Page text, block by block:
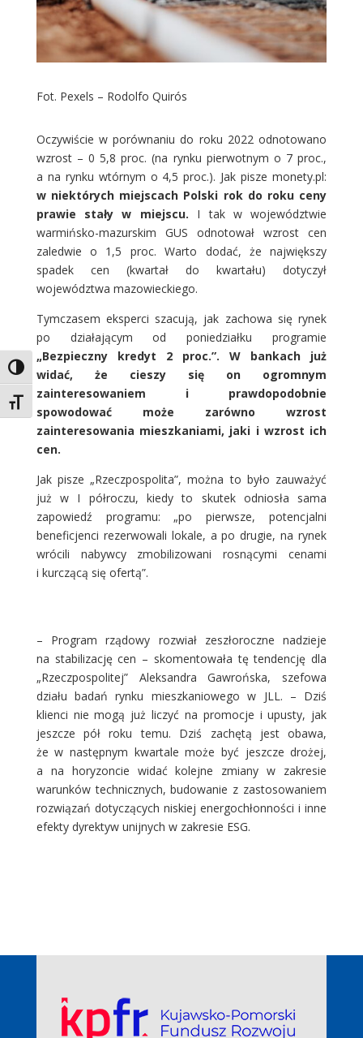
Toggle High Contrast
Toggle Font size
Fot. Pexels – Rodolfo Quirós
Oczywiście w porównaniu do roku 2022 odnotowano
wzrost – 0 5,8 proc. (na rynku pierwotnym o 7 proc.,
a na rynku wtórnym o 4,5 proc.). Jak pisze monety.pl:
w niektórych miejscach Polski rok do roku ceny
prawie stały w miejscu. I tak w województwie
warmińsko-mazurskim GUS odnotował wzrost cen
zaledwie o 1,5 proc. Warto dodać, że największy
spadek cen (kwartał do kwartału) dotyczył
województwa mazowieckiego.
Tymczasem eksperci szacują, jak zachowa się rynek
po działającym od poniedziałku programie
„Bezpieczny kredyt 2 proc.”. W bankach już
widać, że cieszy się on ogromnym
zainteresowaniem i prawdopodobnie
spowodować może zarówno wzrost
zainteresowania mieszkaniami, jaki i wzrost ich
cen.
Jak pisze „Rzeczpospolita”, można to było zauważyć
już w I półroczu, kiedy to skutek odniosła sama
zapowiedź programu: „po pierwsze, potencjalni
beneficjenci rezerwowali lokale, a po drugie, na rynek
wrócili nabywcy zmobilizowani rosnącymi cenami
i kurczącą się ofertą”.
– Program rządowy rozwiał zeszłoroczne nadzieje
na stabilizację cen – skomentowała tę tendencję dla
„Rzeczpospolitej” Aleksandra Gawrońska, szefowa
działu badań rynku mieszkaniowego w JLL. – Dziś
klienci nie mogą już liczyć na promocje i upusty, jak
jeszcze pół roku temu. Dziś zachętą jest obawa,
że w następnym kwartale może być jeszcze drożej,
a na horyzoncie widać kolejne zmiany w zakresie
warunków technicznych, budowanie z zastosowaniem
rozwiązań dotyczących niskiej energochłonności i inne
efekty dyrektyw unijnych w zakresie ESG.